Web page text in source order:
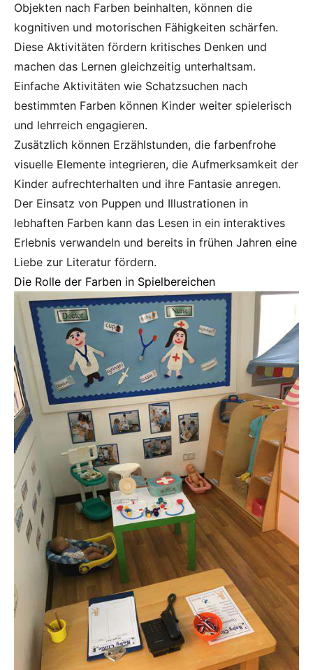
Objekten nach Farben beinhalten, können die
kognitiven und motorischen Fähigkeiten schärfen.
Diese Aktivitäten fördern kritisches Denken und
machen das Lernen gleichzeitig unterhaltsam.
Einfache Aktivitäten wie Schatzsuchen nach
bestimmten Farben können Kinder weiter spielerisch
und lehrreich engagieren.
Zusätzlich können Erzählstunden, die farbenfrohe
visuelle Elemente integrieren, die Aufmerksamkeit der
Kinder aufrechterhalten und ihre Fantasie anregen.
Der Einsatz von Puppen und Illustrationen in
lebhaften Farben kann das Lesen in ein interaktives
Erlebnis verwandeln und bereits in frühen Jahren eine
Liebe zur Literatur fördern.
Die Rolle der Farben in Spielbereichen